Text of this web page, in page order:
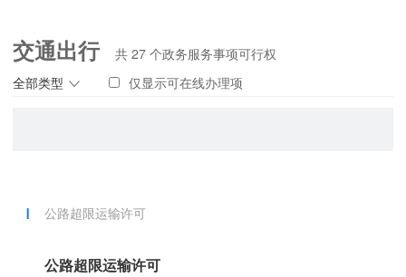
交通出行
全部类型
共27 个政务服务事项可行权
仅显示可在线办理项
公路超限运输许可
公路超限运输许可